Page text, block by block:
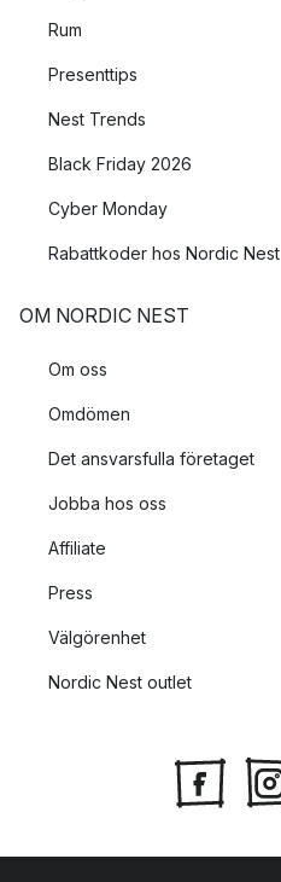
Rum
Presenttips
Nest Trends
Black Friday 2026
Cyber Monday
Rabattkoder hos Nordic Nest
OM NORDIC NEST
Om oss
Omdömen
Det ansvarsfulla företaget
Jobba hos oss
Affiliate
Press
Välgörenhet
Nordic Nest outlet